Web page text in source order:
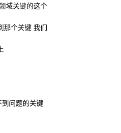
域关键的这个
个关键 我们
问题的关键